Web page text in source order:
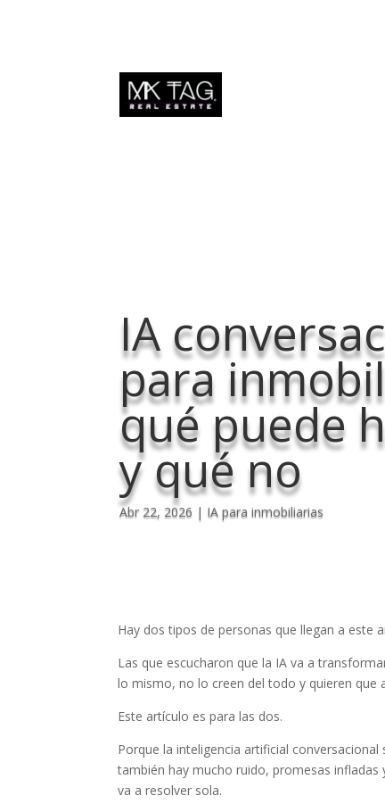
IA
para
qué puede
y qué no
Abr 22, 2026 | IA para inmobiliarias
Hay dos tipos de personas que llegan a este
Las que escucharon que la IA va a
lo mismo, no lo creen del todo y quieren que
Este artículo es para las dos.
Porque la inteligencia artificial
también hay mucho ruido, promesas
va a resolver sola.